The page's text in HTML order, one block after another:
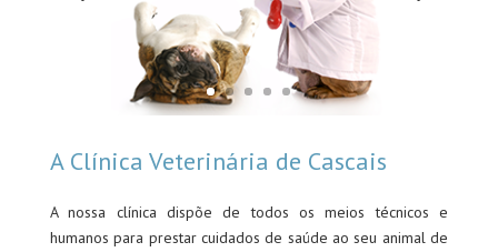
A Clínica Veterinária de Cascais
A nossa clínica dispõe de todos os meios técnicos e
humanos para prestar cuidados de saúde ao seu animal de